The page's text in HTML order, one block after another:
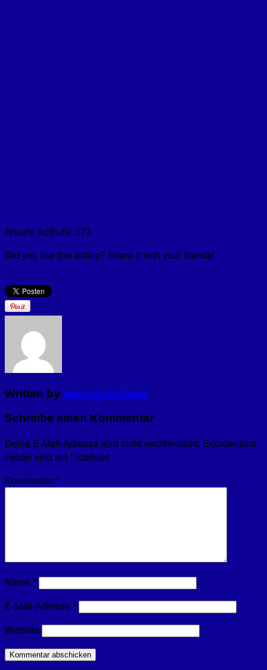
Anzahl Aufrufe: 373
Did you like this article? Share it with your friends!
Written by manuel.bulliard
Schreibe einen Kommentar
Deine E-Mail-Adresse wird nicht veröffentlicht. Erforderliche
Felder sind mit * markiert
Kommentar *
Name *
E-Mail-Adresse *
Website